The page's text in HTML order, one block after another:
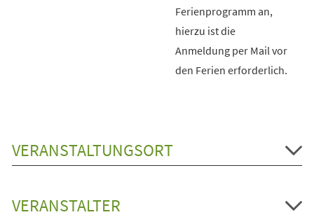
Ferienprogramm an,
hierzu ist die
Anmeldung per Mail vor
den Ferien erforderlich.
VERANSTALTUNGSORT
VERANSTALTER